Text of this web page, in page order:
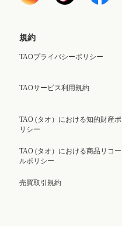
規約
TAOプライバシーポリシー
TAOサービス利用規約
TAO (タオ）における知的財産ポ
リシー
TAO (タオ）における商品リコー
ルポリシー
売買取引規約